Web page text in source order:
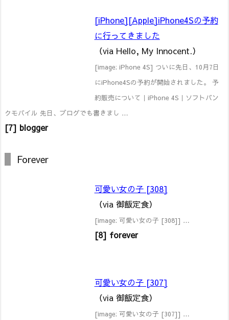
[iPhone][Apple]iPhone4Sの予約
に行ってきました
（via Hello, My Innocent.）
[image: iPhone 4S] ついに先日、10月7日
にiPhone4Sの予約が開始されました。 予
約販売について｜iPhone 4S｜ソフトバン
クモバイル 先日、ブログでも書きまし …
[7] blogger
Forever
可愛い女の子 [308]
（via 御飯定食）
[image: 可愛い女の子 [308]] …
[8] forever
可愛い女の子 [307]
（via 御飯定食）
[image: 可愛い女の子 [307]] …